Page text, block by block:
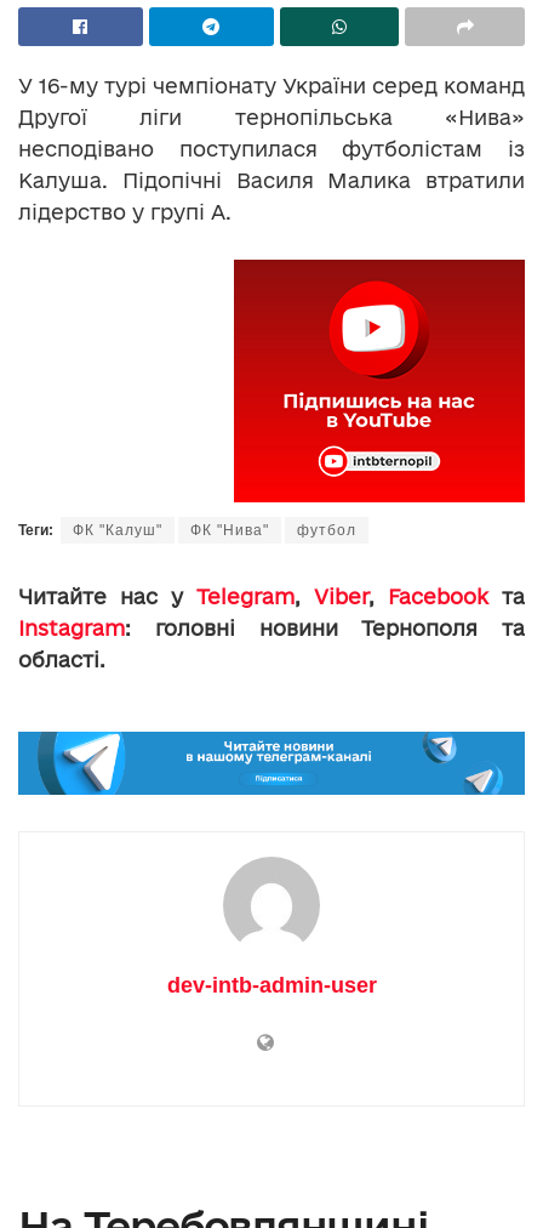
У 16-му турі чемпіонату України серед команд
Другої ліги тернопільська «Нива»
несподівано поступилася футболістам із
Калуша. Підопічні Василя Малика втратили
лідерство у групі А.
Теги: ФК "Калуш" ФК "Нива" футбол
Читайте нас у Telegram, Viber, Facebookта
Instagram: головні новини Тернополя та
області.
dev-intb-admin-user